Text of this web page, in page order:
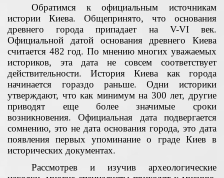
Обратимся к официальным источникам
истории Киева. Общепринято, что основания
древнего города припадает на V-VI век.
Официальной датой основания древнего Киева
считается 482 год. По мнению многих уважаемых
историков, эта дата не совсем соответствует
действительности. История Киева как города
начинается гораздо раньше. Одни историки
утверждают, что как минимум на 300 лет, другие
приводят еще более значимые сроки
возникновения. Официальная дата подвергается
сомнению, это не дата основания города, это дата
появления первых упоминание о граде Киев в
исторических документах.
Рассмотрев и изучив археологические